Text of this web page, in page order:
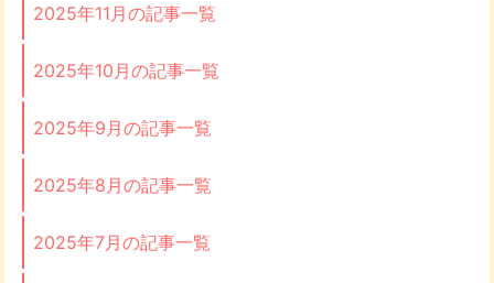
2025年11月の記事一覧
2025年10月の記事一覧
2025年9月の記事一覧
2025年8月の記事一覧
2025年7月の記事一覧